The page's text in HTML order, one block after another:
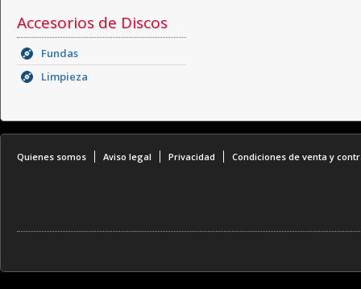
Accesorios de Discos
Fundas
Limpieza
Quienes somos Aviso legal Privacidad Condiciones de venta y